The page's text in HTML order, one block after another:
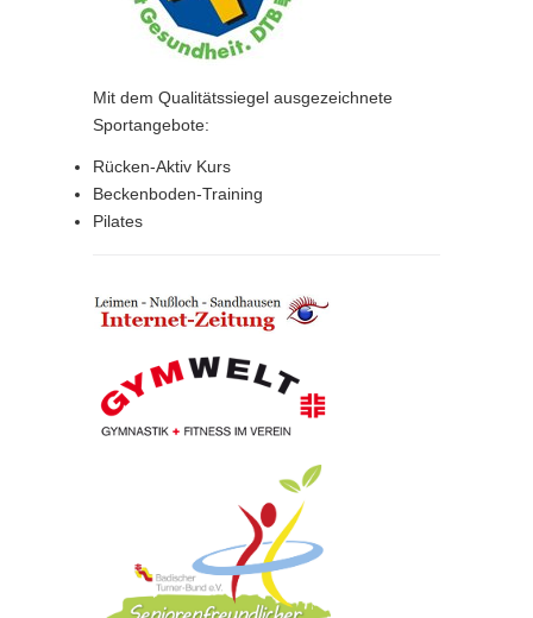
Mit dem Qualitätssiegel ausgezeichnete
Sportangebote:
Rücken-Aktiv Kurs
Beckenboden-Training
Pilates